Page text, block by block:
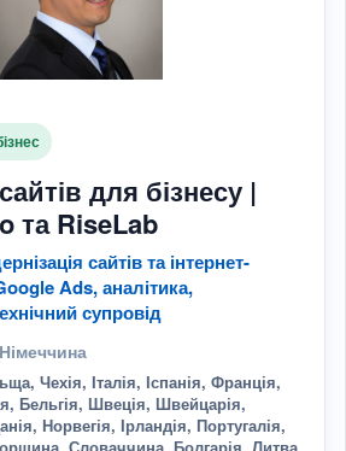
для бізнесу |
та RiseLab
сайтів та інтернет-
Ads, аналітика,
супровід
Чехія, Італія, Іспанія, Франція,
Бельгія, Швеція, Швейцарія,
Норвегія, Ірландія, Португалія,